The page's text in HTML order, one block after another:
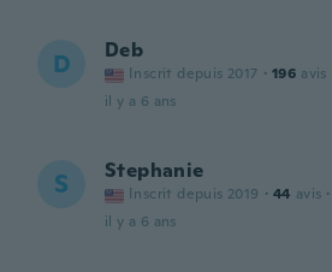
D Deb
Inscrit depuis 2017 · 196 avis
il y a 6 ans
S Stephanie
Inscrit depuis 2019 · 44 avis ·
il y a 6 ans